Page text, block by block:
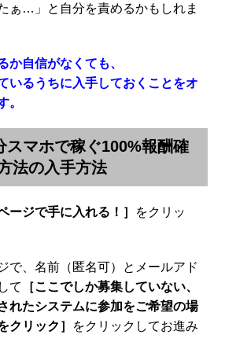
ぁ…」と自分を責めるかもしれま
か自信がなくても、
いるうちに入手しておくことをオ
。
スマホで稼ぐ100%報酬確
法の入手方法
ージで手に入れる！］
をクリッ
で、名前（匿名可）とメールアド
て
［ここでしか募集していない、
れたシステムに参加をご希望の場
クリック］
をクリックしてお進み